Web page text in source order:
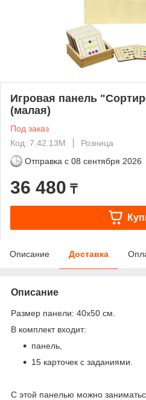
Игровая панель
(малая)
Под заказ
Код: 7.42.13М
Розница
Отправка с 08 сентября 2026
36 480 ₸
Описание Доставка
Описание
Размер панели: 40х50 см.
В комплект входит:
панель,
15 карточек с заданиями.
С этой панелью можно